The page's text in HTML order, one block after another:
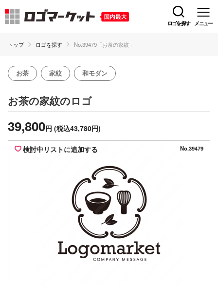
ロゴを探す メニュー
トップ ロゴを探す No.39479「お茶の家紋」
お茶 家紋 和モダン
お茶の家紋のロゴ
39,800円 (税込43,780円)
検討中リストに追加する No.39479